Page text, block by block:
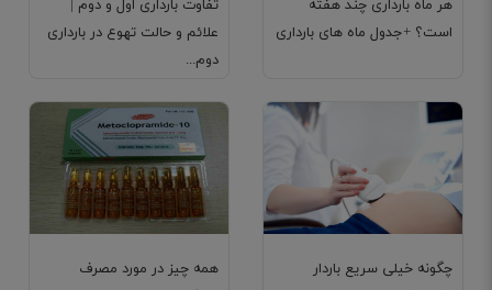
تفاوت بارداری اول و دوم |
علائم و حالت تهوع در بارداری
دوم...
هر ماه بارداری چند هفته
است؟ +جدول ماه های بارداری
همه چیز در مورد مصرف
چگونه خیلی سریع باردار